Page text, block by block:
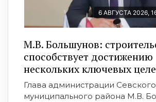
6 АВГУСТА 2026,
М.В. Большунов:
способствует достижению
нескольких ключевых
Глава администрации Севского
муниципального района М.В.